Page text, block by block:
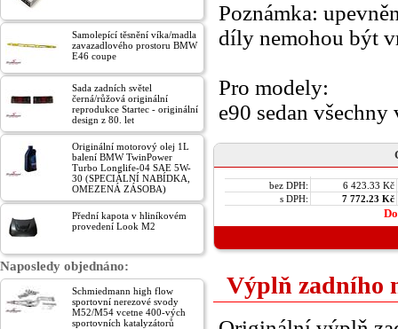
Poznámka:
díly nemohou být
Pro modely:
e90 sedan
bez DPH:
6 423.33 Kč
s DPH:
7 772.23 Kč
Výplň zadního
Samolepící těsnění víka/madla
zavazadlového prostoru BMW
E46 coupe
Sada zadních světel
černá/růžová originální
reprodukce Startec - originální
design z 80. let
Originální motorový olej 1L
balení BMW TwinPower
Turbo Longlife-04 SAE 5W-
30 (SPECIÁLNÍ NABÍDKA,
OMEZENÁ ZÁSOBA)
Přední kapota v hliníkovém
provedení Look M2
Naposledy objednáno:
Schmiedmann high flow
sportovní nerezové svody
M52/M54 vcetne 400-vých
sportovních katalyzátorů